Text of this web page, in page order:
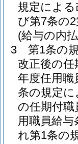
規定によ
び第7条の
(給与の内
3
第1条の
改正後の
年度任用
条の規定
の任期付
用職員給
れ第1条の